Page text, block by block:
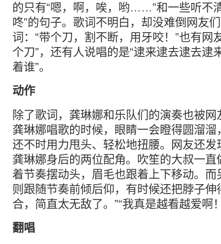
的只有“嗯，啊，唉，哟……”和一些听不
咚”的句子。歌词不明白，却没难倒网友
词：“带个刀，割不断，用牙咬！”也有网
个刀”，还有人说唱的是“逮来逮去逮去逮
着谁”。
动作
除了歌词，龚琳娜和乐队们的演奏也被网
龚琳娜唱歌的时候，眼睛一会瞪得圆溜
还不时用力甩头、轻松地扭腰。网友还
龚琳娜身后的两位配角。吹笙的大叔一
着节奏摆动头，眉毛也跟着上下移动。
则跟随节奏前倾后仰，有时候还把脖子伸
合，简直太无敌了。”“我真是越看越爱啊
翻唱